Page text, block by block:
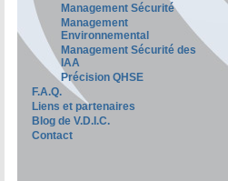
Management Sécurité
Management
Environnemental
Management Sécurité des
IAA
Précision QHSE
F.A.Q.
Liens et partenaires
Blog de V.D.I.C.
Contact